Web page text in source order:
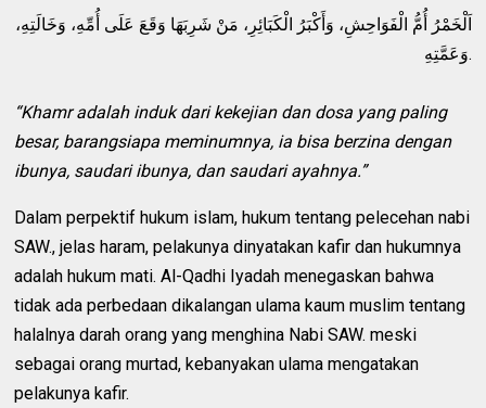
اَلْخَمْرُ أُمُّ الْفَوَاحِشِ، وَأَكْبَرُ الْكَبَائِرِ، مَنْ شَرِبَهَا وَقَعَ عَلَى أُمِّهِ، وَخَالَتِهِ،
وَعَمَّتِهِ.
“Khamr adalah induk dari kekejian dan dosa yang paling
besar, barangsiapa meminumnya, ia bisa berzina dengan
ibunya, saudari ibunya, dan saudari ayahnya.”
Dalam perpektif hukum islam, hukum tentang pelecehan nabi
SAW., jelas haram, pelakunya dinyatakan kafir dan hukumnya
adalah hukum mati. Al-Qadhi Iyadah menegaskan bahwa
tidak ada perbedaan dikalangan ulama kaum muslim tentang
halalnya darah orang yang menghina Nabi SAW. meski
sebagai orang murtad, kebanyakan ulama mengatakan
pelakunya kafir.